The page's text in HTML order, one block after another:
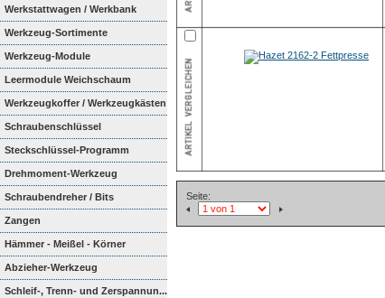
Werkstattwagen / Werkbank
Werkzeug-Sortimente
Werkzeug-Module
Weichschaumeinl...
Leermodule Weichschaum
Werkzeugkoffer / Werkzeugkästen
Schraubenschlüssel
Steckschlüssel-Programm
Drehmoment-Werkzeug
Schraubendreher / Bits
Zangen
Hämmer - Meißel - Körner
Abzieher-Werkzeug
Schleif-, Trenn- und Zerspannun...
Seite: